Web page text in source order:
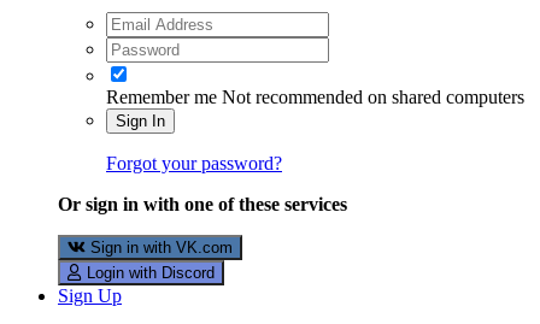
Remember me Not recommended on shared computers
Sign In
Forgot your password?
Or sign in with one of these services
Sign in with VK.com
Login with Discord
Sign Up